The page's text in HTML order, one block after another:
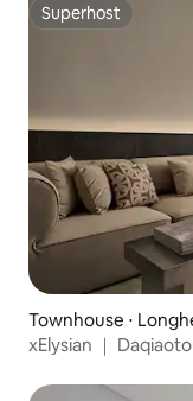
Superhost
Superhost
Townhouse ⋅
xElysian ｜
Mercado noturno